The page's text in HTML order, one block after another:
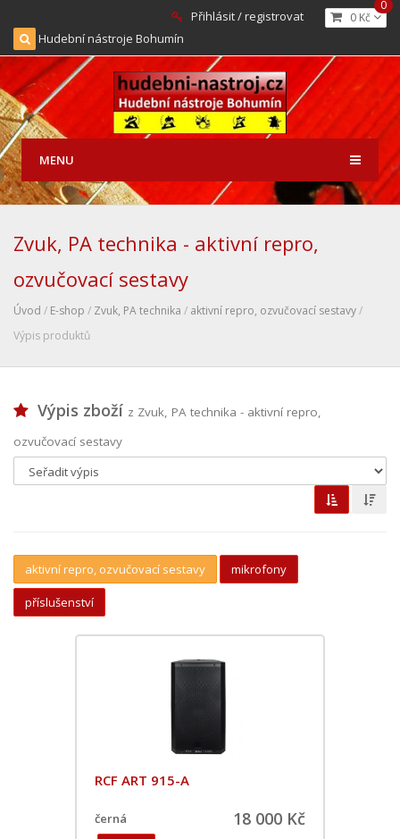
0 Kč
0
Přihlásit / registrovat
Hudební nástroje Bohumín
MENU
Zvuk, PA technika - aktivní repro,
ozvučovací sestavy
Úvod / E-shop / Zvuk, PA technika / aktivní repro, ozvučovací sestavy/
Výpis produktů
Výpis zboží z Zvuk, PA technika - aktivní repro,
ozvučovací sestavy
aktivní repro, ozvučovací sestavy mikrofony
příslušenství
RCF ART 915-A
černá 18 000 Kč